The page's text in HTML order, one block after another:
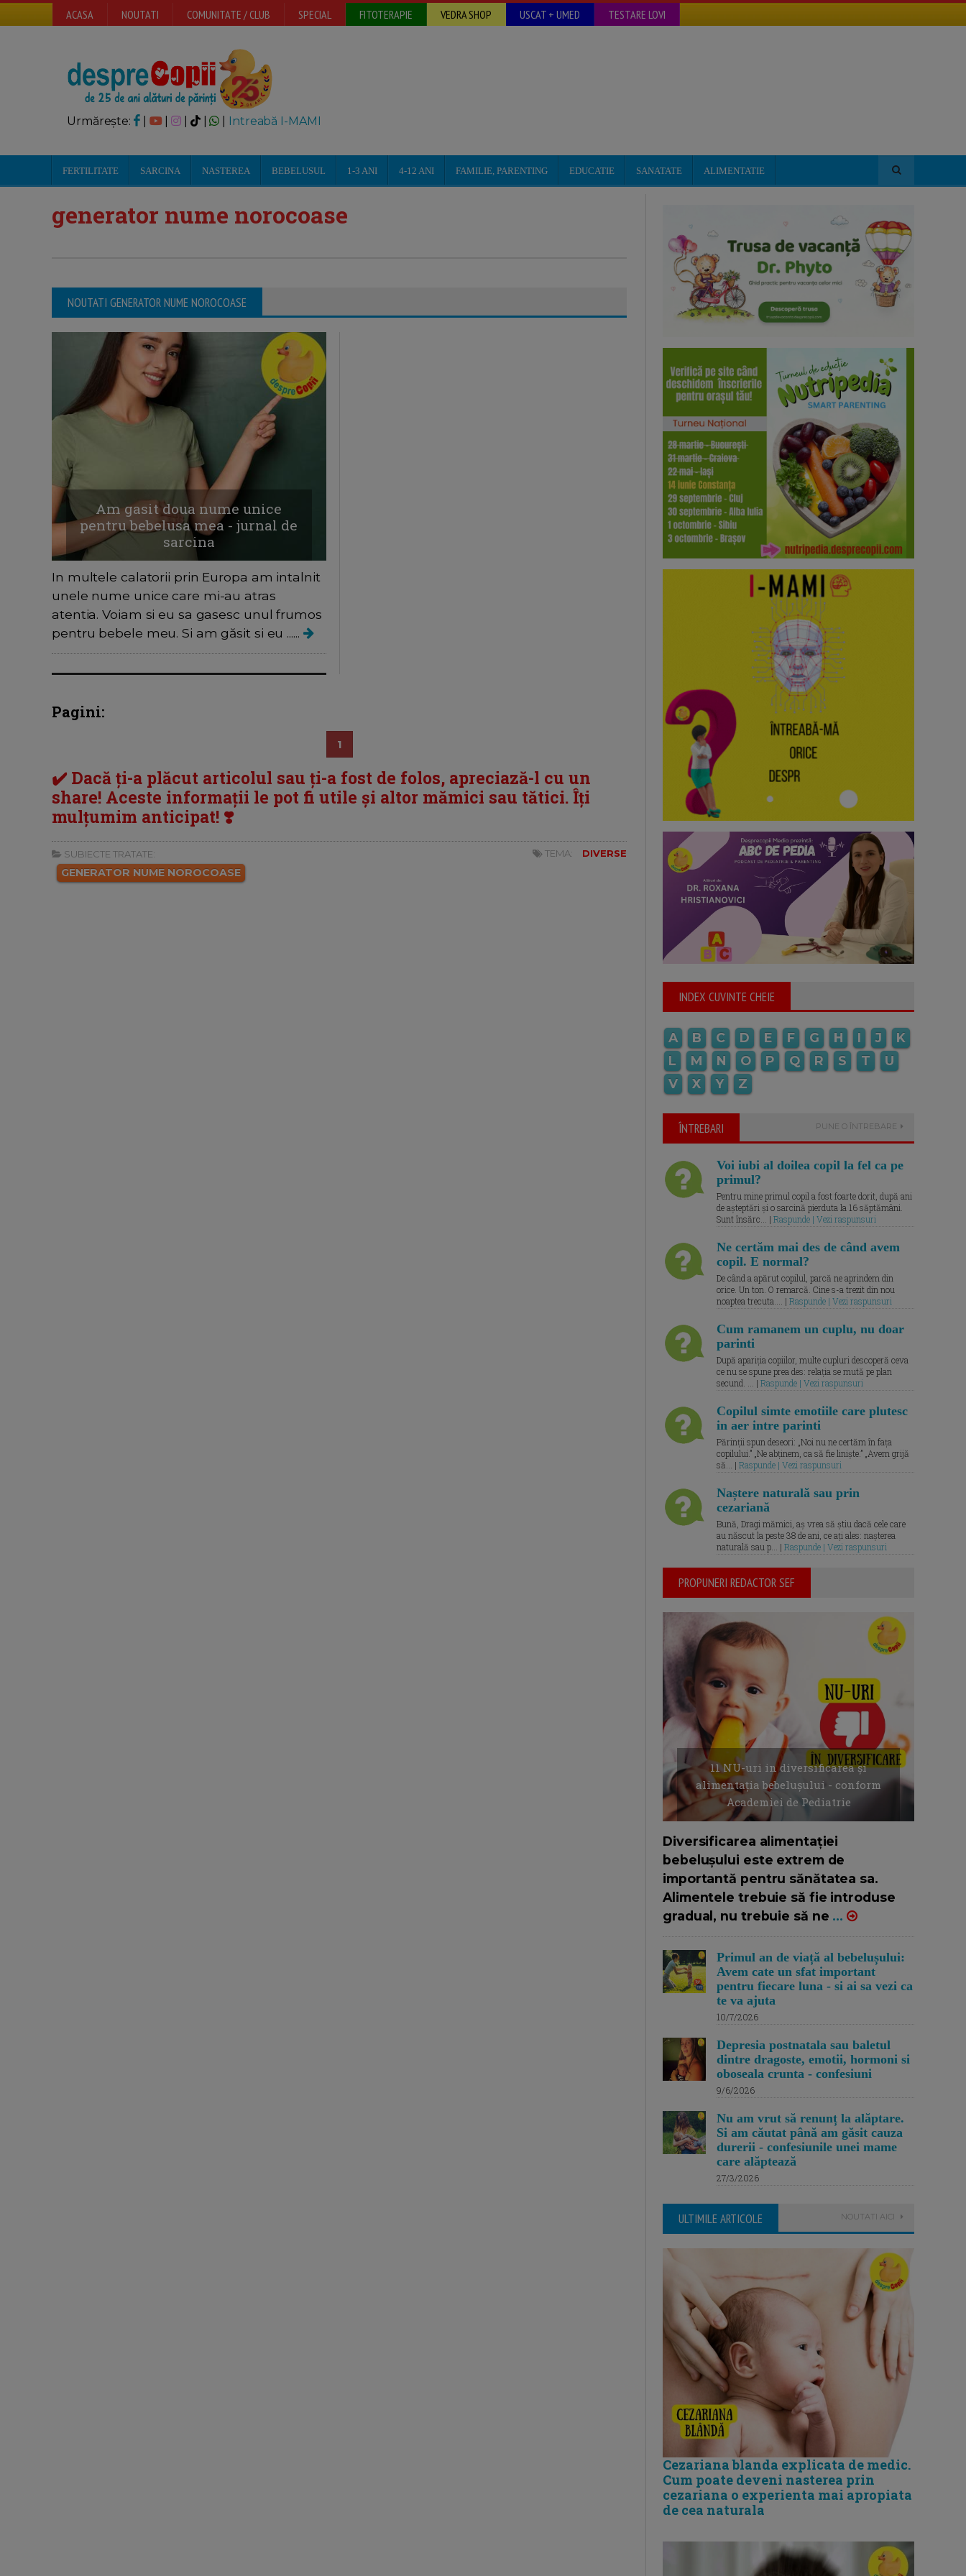
ACASA NOUTATI COMUNITATE / CLUB SPECIAL FITOTERAPIE VEDRA SHOP USCAT + UMED TESTARE LOVI
Urmărește: | | Intreabă I-MAMI
FERTILITATE SARCINA NASTEREA BEBELUSUL 1-3 ANI 4-12 ANI FAMILIE, PARENTING EDUCATIE SANATATE ALIMENTATIE
generator nume norocoase
NOUTATI GENERATOR NUME NOROCOASE
Am gasit doua nume unice
pentru bebelusa mea - jurnal de
sarcina
In multele calatorii prin Europa am intalnit
unele nume unice care mi-au atras
atentia. Voiam si eu sa gasesc unul frumos
pentru bebele meu. Si am găsit si eu ......
Pagini:
1
✔️ Dacă ți-a plăcut articolul sau ți-a fost de folos, apreciază-l cu un
share! Aceste informații le pot fi utile și altor mămici sau tătici. Îți
mulțumim anticipat! ❣️
SUBIECTE TRATATE:
GENERATOR NUME NOROCOASE
TEMA: DIVERSE
INDEX CUVINTE CHEIE
A B C D E F G H I J
K
L
M N O P Q R S T
U
V
X Y Z
ÎNTREBARI PUNE O ÎNTREBARE
Voi iubi al doilea copil la fel ca pe
primul?
Pentru mine primul copil a fost foarte dorit, după ani
de așteptări și o sarcină pierduta la 16 săptămâni.
Sunt însărc... | Raspunde | Vezi raspunsuri
Ne certăm mai des de când avem
copil. E normal?
De când a apărut copilul, parcă ne aprindem din
orice. Un ton. O remarcă. Cine s-a trezit din nou
noaptea trecuta.... | Raspunde | Vezi raspunsuri
Cum ramanem un cuplu, nu doar
parinti
După apariția copiilor, multe cupluri descoperă ceva
ce nu se spune prea des: relația se mută pe plan
secund. ... | Raspunde | Vezi raspunsuri
Copilul simte emotiile care plutesc
in aer intre parinti
Părinții spun deseori: „Noi nu ne certăm în fața
copilului.” „Ne abținem, ca să fie liniște.” „Avem grijă
să... | Raspunde | Vezi raspunsuri
Naștere naturală sau prin
cezariană
Bună, Dragi mămici, aș vrea să știu dacă cele care
au născut la peste 38 de ani, ce ați ales: nașterea
naturală sau p... | Raspunde | Vezi raspunsuri
PROPUNERI REDACTOR SEF
11 NU-uri in diversificarea și
alimentația bebelușului - conform
Academiei de Pediatrie
Diversificarea alimentației
bebelușului este extrem de
importantă pentru sănătatea sa.
Alimentele trebuie să fie introduse
gradual, nu trebuie să ne ...
Primul an de viață al bebelușului:
Avem cate un sfat important
pentru fiecare luna - si ai sa vezi ca
te va ajuta
10/7/2026
Depresia postnatala sau baletul
dintre dragoste, emotii, hormoni si
oboseala crunta - confesiuni
9/6/2026
Nu am vrut să renunț la alăptare.
Si am căutat până am găsit cauza
durerii - confesiunile unei mame
care alăptează
27/3/2026
ULTIMILE ARTICOLE NOUTATI AICI
Cezariana blanda explicata de medic.
Cum poate deveni nasterea prin
cezariana o experienta mai apropiata
de cea naturala